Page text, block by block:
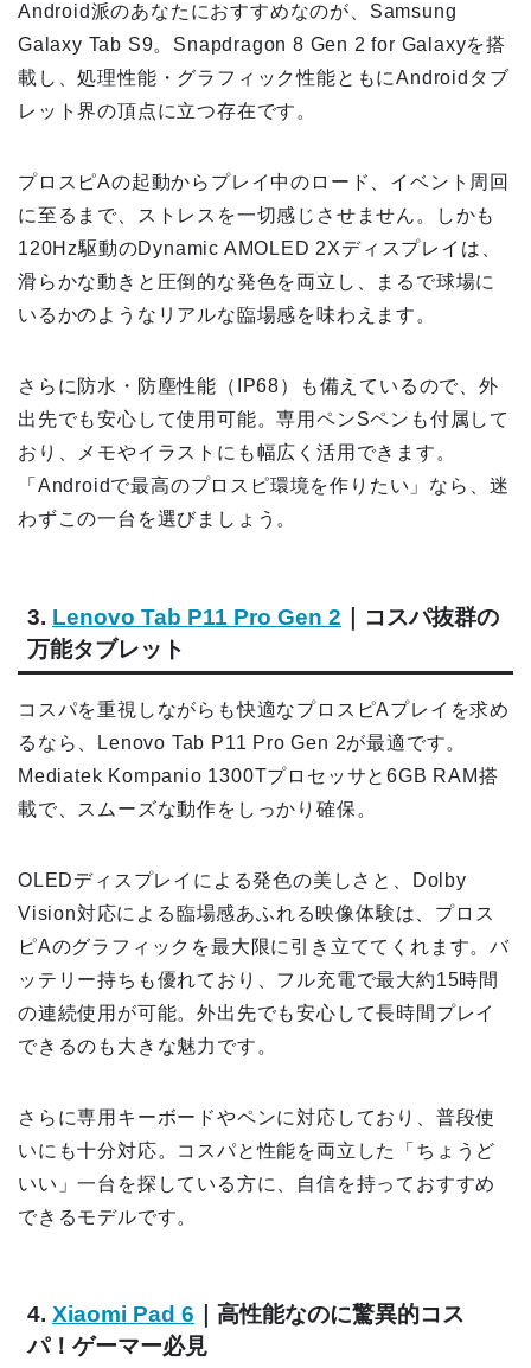
Android派のあなたにおすすめなのが、Samsung
Galaxy Tab S9。Snapdragon 8 Gen 2 for Galaxyを搭
載し、処理性能・グラフィック性能ともにAndroidタブ
レット界の頂点に立つ存在です。
プロスピAの起動からプレイ中のロード、イベント周回
に至るまで、ストレスを一切感じさせません。しかも
120Hz駆動のDynamic AMOLED 2Xディスプレイは、
滑らかな動きと圧倒的な発色を両立し、まるで球場に
いるかのようなリアルな臨場感を味わえます。
さらに防水・防塵性能（IP68）も備えているので、外
出先でも安心して使用可能。専用ペンSペンも付属して
おり、メモやイラストにも幅広く活用できます。
「Androidで最高のプロスピ環境を作りたい」なら、迷
わずこの一台を選びましょう。
3. Lenovo Tab P11 Pro Gen 2 ｜コスパ抜群の
万能タブレット
コスパを重視しながらも快適なプロスピAプレイを求め
るなら、Lenovo Tab P11 Pro Gen 2が最適です。
Mediatek Kompanio 1300Tプロセッサと6GB RAM搭
載で、スムーズな動作をしっかり確保。
OLEDディスプレイによる発色の美しさと、Dolby
Vision対応による臨場感あふれる映像体験は、プロス
ピAのグラフィックを最大限に引き立ててくれます。バ
ッテリー持ちも優れており、フル充電で最大約15時間
の連続使用が可能。外出先でも安心して長時間プレイ
できるのも大きな魅力です。
さらに専用キーボードやペンに対応しており、普段使
いにも十分対応。コスパと性能を両立した「ちょうど
いい」一台を探している方に、自信を持っておすすめ
できるモデルです。
4. Xiaomi Pad 6 ｜高性能なのに驚異的コス
パ！ゲーマー必見